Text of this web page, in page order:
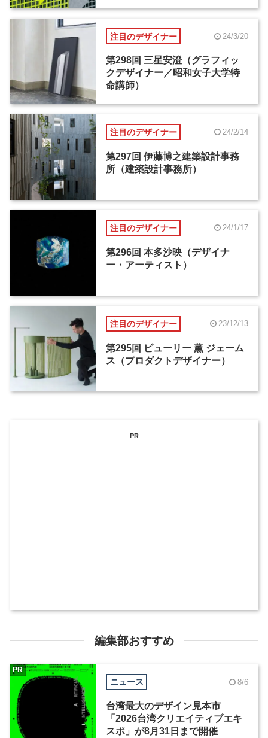
注目のデザイナー 24/3/20
第298回 三星安澄（グラフィッ
クデザイナー／昭和女子大学特
命講師）
注目のデザイナー 24/2/14
第297回 伊藤博之建築設計事務
所（建築設計事務所）
注目のデザイナー 24/1/17
第296回 本多沙映（デザイナ
ー・アーティスト）
注目のデザイナー 23/12/13
第295回 ビューリー 薫 ジェーム
ス（プロダクトデザイナー）
PR
編集部おすすめ
ニュース 8/6
台湾最大のデザイン見本市
「2026台湾クリエイティブエキ
スポ」が8月31日まで開催
PR